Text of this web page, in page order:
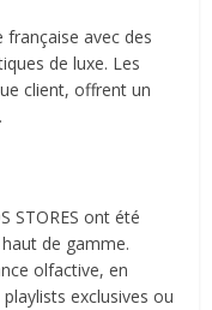
française avec des
de luxe. Les
client, offrent un
STORES ont été
de gamme.
olfactive, en
exclusives ou